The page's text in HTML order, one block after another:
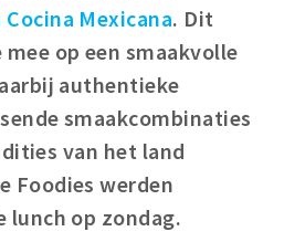
Cocina Mexicana. Dit
op een smaakvolle
authentieke
smaakcombinaties
van het land
Foodies werden
lunch op zondag.